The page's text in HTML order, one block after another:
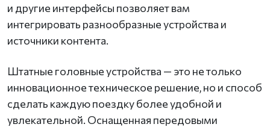
и другие интерфейсы позволяет вам
интегрировать разнообразные устройства и
источники контента.
Штатные головные устройства — это не только
инновационное техническое решение, но и способ
сделать каждую поездку более удобной и
увлекательной. Оснащенная передовыми